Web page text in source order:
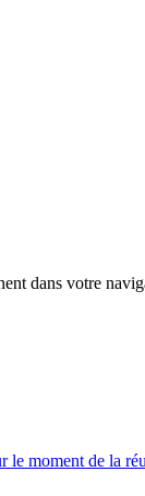
dans votre
le moment de la